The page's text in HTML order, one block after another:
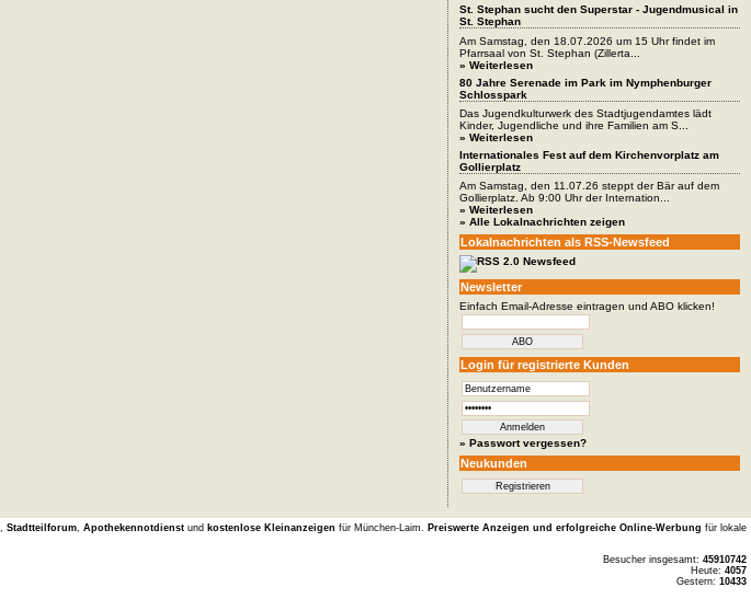
St. Stephan sucht den Superstar - Jugendmusical in
St. Stephan
Am Samstag, den 18.07.2026 um 15 Uhr findet im
Pfarrsaal von St. Stephan (Zillerta...
» Weiterlesen
80 Jahre Serenade im Park im Nymphenburger
Schlosspark
Das Jugendkulturwerk des Stadtjugendamtes lädt
Kinder, Jugendliche und ihre Familien am S...
» Weiterlesen
Internationales Fest auf dem Kirchenvorplatz am
Gollierplatz
Am Samstag, den 11.07.26 steppt der Bär auf dem
Gollierplatz. Ab 9:00 Uhr der Internation...
» Weiterlesen
» Alle Lokalnachrichten zeigen
Lokalnachrichten als RSS-Newsfeed
Newsletter
Einfach Email-Adresse eintragen und ABO klicken!
Login für registrierte Kunden
» Passwort vergessen?
Neukunden
Stadtteilforum, Apothekennotdienstund kostenlose Kleinanzeigen für München-Laim. Preiswerte Anzeigen und erfolgreiche Online-Werbung für lokale
Besucher insgesamt:45910742
Heute:4057
Gestern:10433